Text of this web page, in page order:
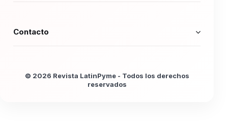
Contacto
© 2026 Revista LatinPyme - Todos los derechos
reservados